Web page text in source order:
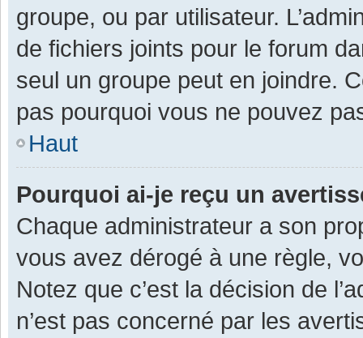
groupe, ou par utilisateur.
de fichiers joints pour le forum
seul un groupe peut en joindre.
pas pourquoi vous ne pouvez
Haut
Pourquoi ai-je reçu un
Chaque administrateur a son
vous avez dérogé à une règle,
Notez que c’est la décision de
n’est pas concerné par les